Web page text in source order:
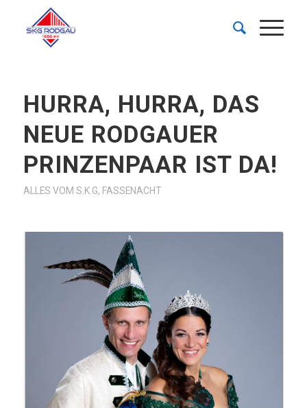
HURRA, HURRA, DAS
NEUE RODGAUER
PRINZENPAAR IST DA!
ALLES VOM S.K.G, FASSENACHT